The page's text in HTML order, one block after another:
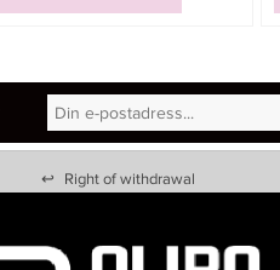
↩ Right of withdrawal